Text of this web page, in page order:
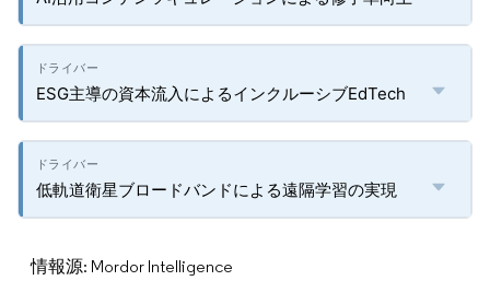
ESG主導の資本流入によるインクルーシブEdTech
低軌道衛星ブロードバンドによる遠隔学習の実現
情報源: Mordor Intelligence